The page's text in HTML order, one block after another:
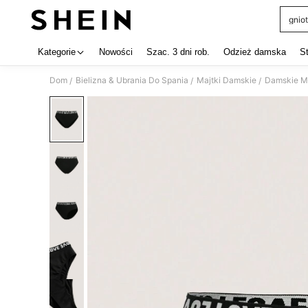
Kategorie Nowości Szac. 3 dni rob. Odzież damska
Dom / Bielizna & Ubrania Do Spania / Majtki Damskie / Damskie